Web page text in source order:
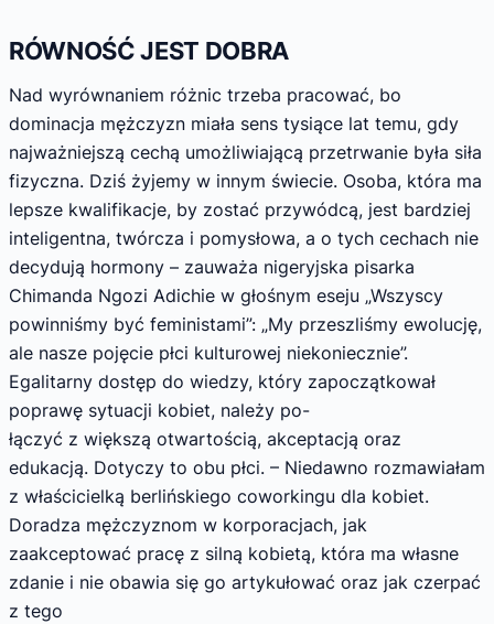
RÓWNOŚĆ JEST DOBRA
Nad wyrównaniem różnic trzeba pracować, bo
dominacja mężczyzn miała sens tysiące lat temu, gdy
najważniejszą cechą umożliwiającą przetrwanie była siła
fizyczna. Dziś żyjemy w innym świecie. Osoba, która ma
lepsze kwalifikacje, by zostać przywódcą, jest bardziej
inteligentna, twórcza i pomysłowa, a o tych cechach nie
decydują hormony – zauważa nigeryjska pisarka
Chimanda Ngozi Adichie w głośnym eseju „Wszyscy
powinniśmy być feministami”: „My przeszliśmy ewolucję,
ale nasze pojęcie płci kulturowej niekoniecznie”.
Egalitarny dostęp do wiedzy, który zapoczątkował
poprawę sytuacji kobiet, należy po-
łączyć z większą otwartością, akceptacją oraz
edukacją. Dotyczy to obu płci. – Niedawno rozmawiałam
z właścicielką berlińskiego coworkingu dla kobiet.
Doradza mężczyznom w korporacjach, jak
zaakceptować pracę z silną kobietą, która ma własne
zdanie i nie obawia się go artykułować oraz jak czerpać
z tego